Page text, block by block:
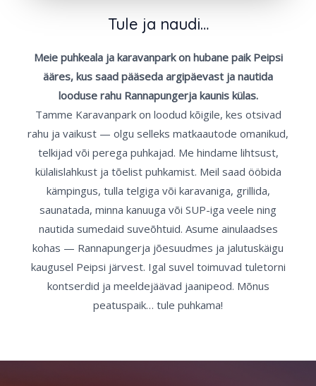
Tule ja naudi…
Meie puhkeala ja karavanpark on hubane paik Peipsi
ääres, kus saad pääseda argipäevast ja nautida
looduse rahu Rannapungerja kaunis külas.
Tamme Karavanpark on loodud kõigile, kes otsivad
rahu ja vaikust — olgu selleks matkaautode omanikud,
telkijad või perega puhkajad. Me hindame lihtsust,
külalislahkust ja tõelist puhkamist. Meil saad ööbida
kämpingus, tulla telgiga või karavaniga, grillida,
saunatada, minna kanuuga või SUP-iga veele ning
nautida sumedaid suveõhtuid. Asume ainulaadses
kohas — Rannapungerja jõesuudmes ja jalutuskäigu
kaugusel Peipsi järvest. Igal suvel toimuvad tuletorni
kontserdid ja meeldejäävad jaanipeod. Mõnus
peatuspaik… tule puhkama!